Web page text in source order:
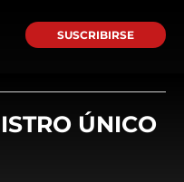
SUSCRIBIRSE
ÚNICO